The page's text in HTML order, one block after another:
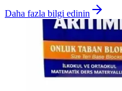
Daha fazla bilgi edinin